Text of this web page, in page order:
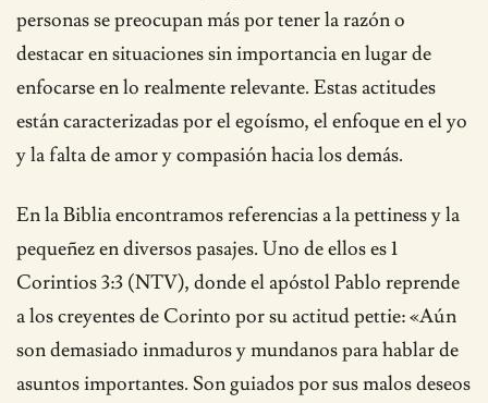
personas se preocupan más por tener la razón o
destacar en situaciones sin importancia en lugar de
enfocarse en lo realmente relevante. Estas actitudes
están caracterizadas por el egoísmo, el enfoque en el yo
y la falta de amor y compasión hacia los demás.
En la Biblia encontramos referencias a la pettiness y la
pequeñez en diversos pasajes. Uno de ellos es 1
Corintios 3:3 (NTV), donde el apóstol Pablo reprende
a los creyentes de Corinto por su actitud pettie: «Aún
son demasiado inmaduros y mundanos para hablar de
asuntos importantes. Son guiados por sus malos deseos